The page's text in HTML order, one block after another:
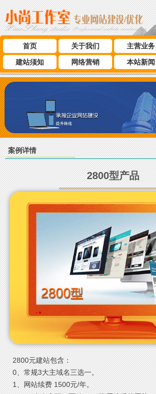
首页 关于我们 主营业务
建站须知
网络营销 本站新闻
案例详情
2800型产品
2800元建站包含：
0、常规3大主域名三选一。
1、网站续费 1500元/年。